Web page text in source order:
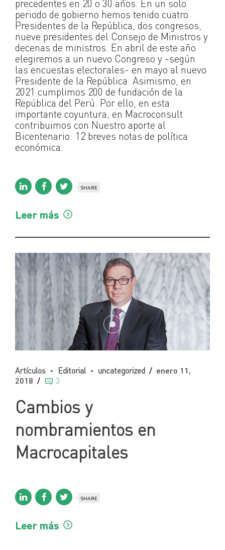
precedentes en 20 o 30 años. En un solo
periodo de gobierno hemos tenido cuatro
Presidentes de la República, dos congresos,
nueve presidentes del Consejo de Ministros y
decenas de ministros. En abril de este año
elegiremos a un nuevo Congreso y -según
las encuestas electorales- en mayo al nuevo
Presidente de la República. Asimismo, en
2021 cumplimos 200 de fundación de la
República del Perú. Por ello, en esta
importante coyuntura, en Macroconsult
contribuimos con Nuestro aporte al
Bicentenario: 12 breves notas de política
económica.
SHARE
Leer más
Artículos Editorial uncategorized
enero 11,
2018
3
Cambios y
nombramientos en
Macrocapitales
SHARE
Leer más